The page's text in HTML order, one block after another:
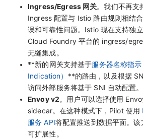
Ingress/Egress 网关。我们不再
Ingress 配置与 Istio 路由规则相结
误和可靠性问题。Istio 现在支持独
Cloud Foundry 平台的 ingress/
无缝集成。
**新的网关支持基于服务器名称指
Indication） **的路由，以及根据
访问外部服务将基于 SNI 自动配置。
Envoy v2。用户可以选择使用
sidecar。在这种模式下，Pilot 使用
服务 API将配置推送到数据平面。
可扩展性。